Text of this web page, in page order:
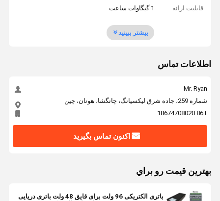
قابلیت ارائه 1 گیگاوات ساعت
بیشتر ببینید
اطلاعات تماس
Mr. Ryan
شماره 259، جاده شرق لیکسیانگ، چانگشا، هونان، چین
+86 18674708020
اکنون تماس بگیرید
بهترين قيمت رو براي
باتری الکتریکی 96 ولت برای قایق 48 ولت باتری دریایی